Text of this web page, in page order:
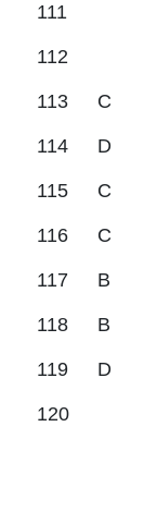
111
112
113 C
114 D
115 C
116 C
117 B
118 B
119 D
120